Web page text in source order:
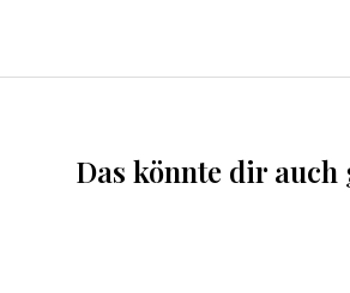
Das könnte dir auch